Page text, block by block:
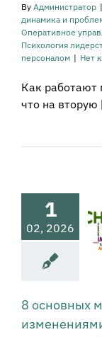
персоналом
By Администратор |
динамика и
Оперативное
Психология
персоналом | Нет
Как работают
что на вторую
1
02, 2026
Диагностика
компании и
целом Качества
и
культура
проблемы и
управление
с позиций
Принятие
8 основных